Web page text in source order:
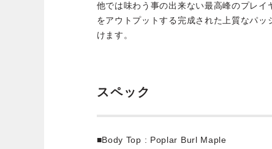
他では味わう事の出来ない最高峰のプレイ
をアウトプットする完成された上質なパ
けます。
スペック
■Body Top : Poplar Burl Maple